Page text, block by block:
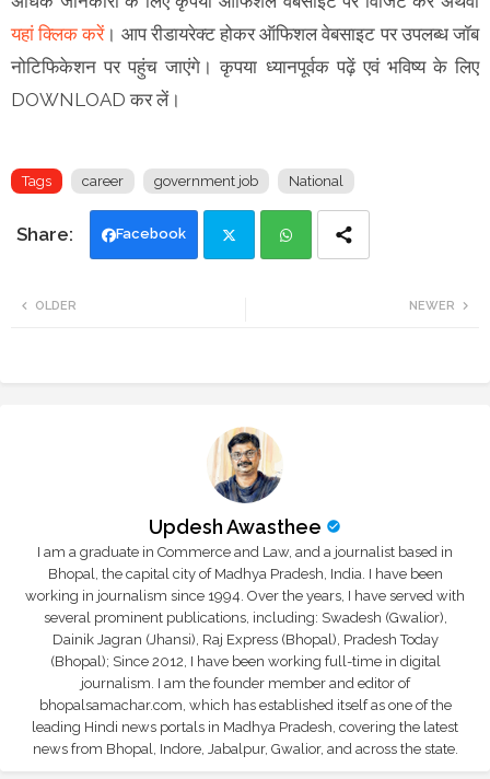
यहां क्लिक करें। आप रीडायरेक्ट होकर ऑफिशल वेबसाइट पर उपलब्ध जॉब
नोटिफिकेशन पर पहुंच जाएंगे। कृपया ध्यानपूर्वक पढ़ें एवं भविष्य के लिए
DOWNLOAD कर लें।
Tags career government job National
Facebook
NEWER
OLDER
Updesh Awasthee
I am a graduate in Commerce and Law, and a journalist based in
Bhopal, the capital city of Madhya Pradesh, India. I have been
working in journalism since 1994. Over the years, I have served with
several prominent publications, including: Swadesh (Gwalior),
Dainik Jagran (Jhansi), Raj Express (Bhopal), Pradesh Today
(Bhopal); Since 2012, I have been working full-time in digital
journalism. I am the founder member and editor of
bhopalsamachar.com, which has established itself as one of the
leading Hindi news portals in Madhya Pradesh, covering the latest
news from Bhopal, Indore, Jabalpur, Gwalior, and across the state.